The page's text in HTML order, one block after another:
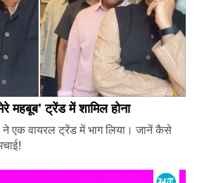
महबूब' ट्रेंड में शामिल होना
एक वायरल ट्रेंड में भाग लिया। जानें कैसे